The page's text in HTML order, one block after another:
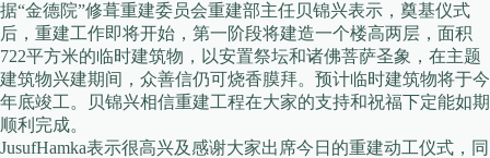
据“金德院”修葺重建委员会重建部主任贝锦兴表示，奠基仪式
后，重建工作即将开始，第一阶段将建造一个楼高两层，面积
722平方米的临时建筑物，以安置祭坛和诸佛菩萨圣象，在主题
建筑物兴建期间，众善信仍可烧香膜拜。预计临时建筑物将于今
年底竣工。贝锦兴相信重建工程在大家的支持和祝福下定能如期
顺利完成。
JusufHamka表示很高兴及感谢大家出席今日的重建动工仪式，同